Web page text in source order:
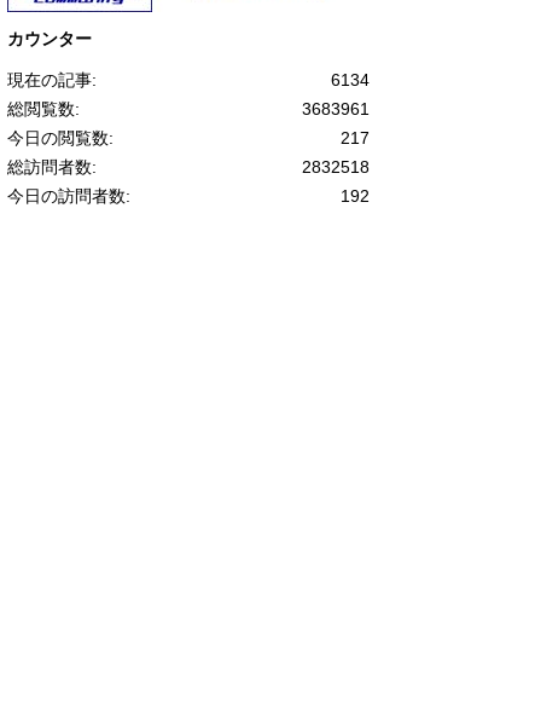
カウンター
6134
現在の記事:
3683961
総閲覧数:
217
今日の閲覧数:
2832518
総訪問者数:
192
今日の訪問者数: